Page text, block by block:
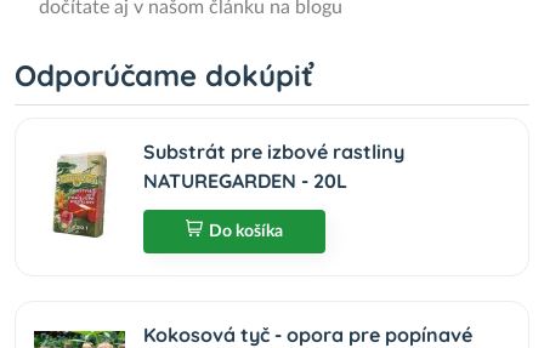
dočítate aj v našom článku na blogu
Odporúčame dokúpiť
Substrát pre izbové rastliny
NATUREGARDEN - 20L
Do košíka
Kokosová tyč - opora pre popínavé